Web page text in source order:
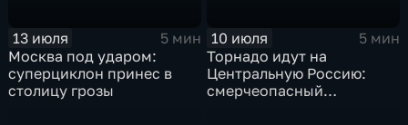
13 июля
5 мин
Москва под ударом:
суперциклон принес в
столицу грозы
10 июля
5 мин
Торнадо идут на
Центральную Россию:
смерчеопасный